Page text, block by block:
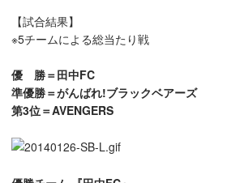
【試合結果】
※5チームによる総当たり戦
優 勝＝田中FC
準優勝＝がんばれ!ブラックベアーズ
第3位＝AVENGERS